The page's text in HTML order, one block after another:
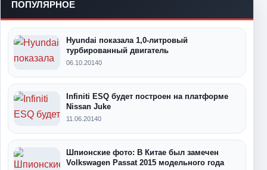
ПОПУЛЯРНОЕ
Hyundai показала 1,0-литровый
турбированный двигатель
06.10.20140
Infiniti ESQ будет построен на платформе
Nissan Juke
11.06.20140
Шпионские фото: В Китае был замечен
Volkswagen Passat 2015 модельного года